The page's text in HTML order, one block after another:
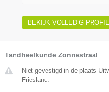
BEKIJK VOLLEDIG
Tandheelkunde Zonnestraal
Niet gevestigd in de plaats
Friesland.